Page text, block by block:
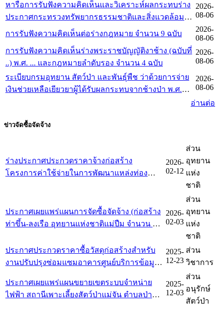
หารือการรับฟังความคิดเห็นและวิเคราะห์ผลกระทบร่าง
ประกาศกระทรวงทรัพยากรธรรมชาติและสิ่งแวดล้อม
เพิกถอนเขตห้ามล่าสัตว์ป่า ของกรมอุทยานแห่งชาติ
เกณฑ์การจัดการทำร่างกฎหมายและการประเมินผล
สัมฤทธิ์ของกฎหมาย พ.ศ. 2562
2026-
08-06
การรับฟังความคิดเห็นต่อร่างกฎหมาย จำนวน 9 ฉบับ
2026-
08-06
การรับฟังความคิดเห็นร่างพระราชบัญญัติงาช้าง (ฉบับที่
..) พ.ศ. ... และกฎหมายลำดับรอง จำนวน 4 ฉบับ
2026-
08-06
ระเบียบกรมอุทยาน สัตว์ป่า และพันธุ์พืช ว่าด้วยการจ่าย
เงินช่วยเหลือเยียวยาผู้ได้รับผลกระทบจากช้างป่า พ.ศ.
2026-
08-06
อ่านต่อ
ข่าวจัดซื้อจัดจ้าง
ร่างประกาศประกวดราคาจ้างก่อสร้าง
โครงการค่าใช้จ่ายในการพัฒนาแหล่งท่อง
จำนวน ๔ รายการ
2026-
02-12
ส่วน
อุทยาน
แห่ง
ชาติ
ประกาศเผยแพร่แผนการจัดซื้อจัดจ้าง (ก่อสร้าง
ท่าขึ้น-ลงเรือ อุทยานแห่งชาติแม่ปืม จำนวน 1
2026-
02-03
ส่วน
อุทยาน
แห่ง
ชาติ
ประกาศประกวดราคาซื้อวัสดุก่อสร้างสำหรับ
งานปรับปรุงซ่อมแซมอาคารศูนย์บริการข้อมูล
สลี ตำบลสันทราย อำเภอเมืองเชียงราย จังหวัด
เชียงราย
2025-
12-23
ส่วน
วิชาการ
ประกาศเผยแพร่แผนขยายเขตระบบจำหน่าย
ไฟฟ้า สถานีเพาะเลี้ยงสัตว์ป่าแม่จัน ตำบลป่าตึง
2025-
12-03
ส่วน
อนุรักษ์
สัตว์ป่า